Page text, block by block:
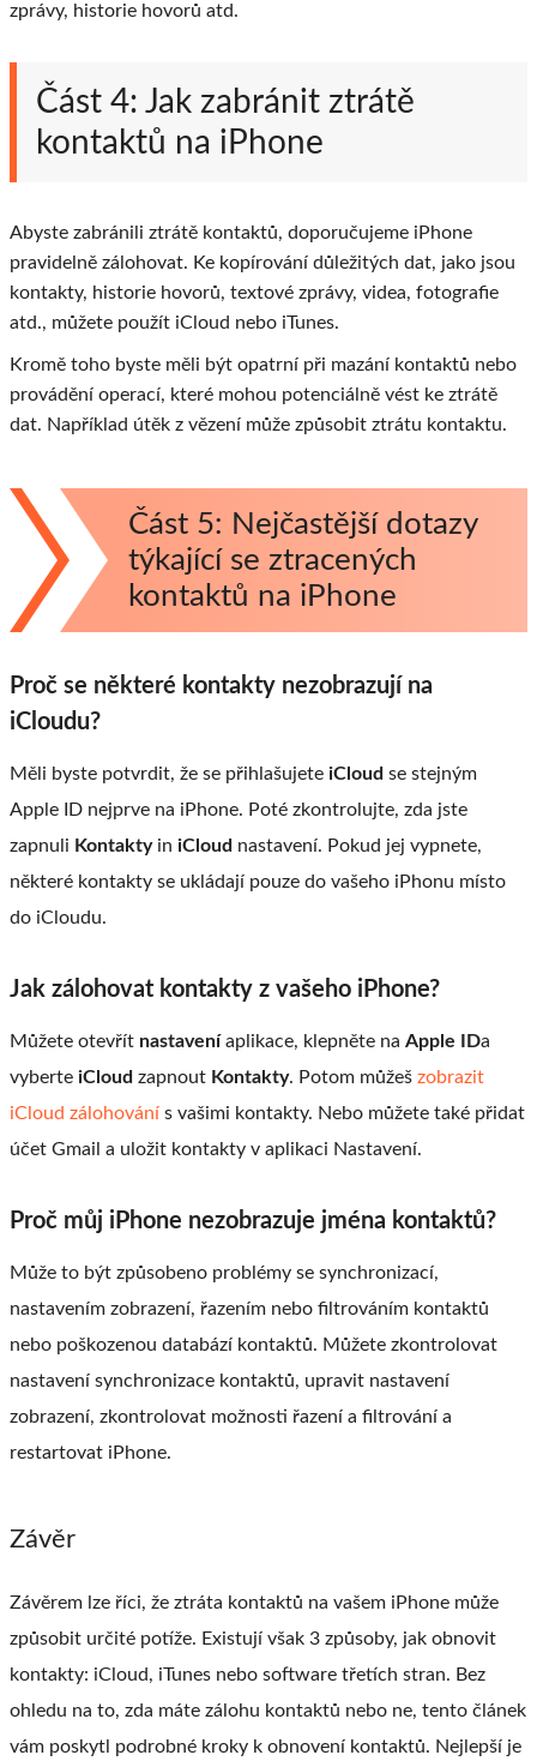
zprávy, historie hovorů atd.
Část 4: Jak zabránit ztrátě
kontaktů na iPhone
Abyste zabránili ztrátě kontaktů, doporučujeme iPhone
pravidelně zálohovat. Ke kopírování důležitých dat, jako jsou
kontakty, historie hovorů, textové zprávy, videa, fotografie
atd., můžete použít iCloud nebo iTunes.
Kromě toho byste měli být opatrní při mazání kontaktů nebo
provádění operací, které mohou potenciálně vést ke ztrátě
dat. Například útěk z vězení může způsobit ztrátu kontaktu.
Část 5: Nejčastější dotazy
týkající se ztracených
kontaktů na iPhone
Proč se některé kontakty nezobrazují na
iCloudu?
Měli byste potvrdit, že se přihlašujete iCloud se stejným
Apple ID nejprve na iPhone. Poté zkontrolujte, zda jste
zapnuli Kontaktyin iCloud nastavení. Pokud jej vypnete,
některé kontakty se ukládají pouze do vašeho iPhonu místo
do iCloudu.
Jak zálohovat kontakty z vašeho iPhone?
Můžete otevřít nastaveníaplikace, klepněte na Apple IDa
vyberte iCloud zapnout Kontakty. Potom můžeš zobrazit
iCloud zálohování s vašimi kontakty. Nebo můžete také přidat
účet Gmail a uložit kontakty v aplikaci Nastavení.
Proč můj iPhone nezobrazuje jména kontaktů?
Může to být způsobeno problémy se synchronizací,
nastavením zobrazení, řazením nebo filtrováním kontaktů
nebo poškozenou databází kontaktů. Můžete zkontrolovat
nastavení synchronizace kontaktů, upravit nastavení
zobrazení, zkontrolovat možnosti řazení a filtrování a
restartovat iPhone.
Závěr
Závěrem lze říci, že ztráta kontaktů na vašem iPhone může
způsobit určité potíže. Existují však 3 způsoby, jak obnovit
kontakty: iCloud, iTunes nebo software třetích stran. Bez
ohledu na to, zda máte zálohu kontaktů nebo ne, tento článek
vám poskytl podrobné kroky k obnovení kontaktů. Nejlepší je